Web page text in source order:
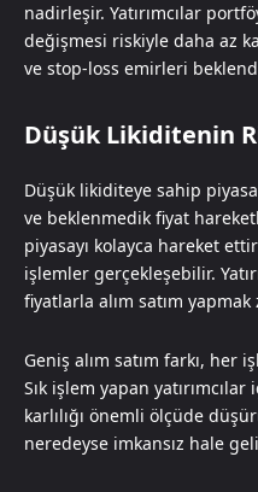
nadirleşir. Yatırımcılar
değişmesi riskiyle daha az
ve stop-loss emirleri
Düşük Likiditenin
Düşük likiditeye sahip
ve beklenmedik fiyat
piyasayı kolayca hareket
işlemler gerçekleşebilir.
fiyatlarla alım satım
Geniş alım satım farkı, her
Sık işlem yapan
karlılığı önemli ölçüde
neredeyse imkansız hale